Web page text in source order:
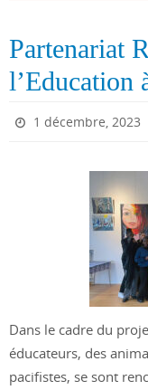
Partenariat
l’Education
1 décembre, 2023
Dans le cadre du
éducateurs, des
pacifistes, se sont